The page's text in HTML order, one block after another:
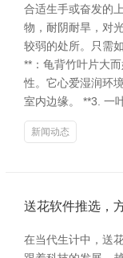
合适生手或奋发的
物，耐阴耐旱，对
较弱的处所。只需
**：龟背竹叶片大
性。它心爱湿润环
室内边缘。 **3. 一
新闻动态
送花软件推选，
在当代生计中，送